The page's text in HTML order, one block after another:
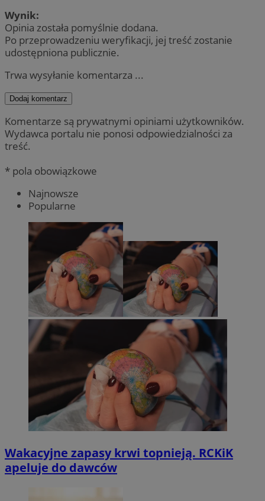
Wynik:
Opinia została pomyślnie dodana.
Po przeprowadzeniu weryfikacji, jej treść zostanie
udostępniona publicznie.
Trwa wysyłanie komentarza ...
Dodaj komentarz
Komentarze są prywatnymi opiniami użytkowników.
Wydawca portalu nie ponosi odpowiedzialności za
treść.
* pola obowiązkowe
Najnowsze
Popularne
Wakacyjne zapasy krwi topnieją. RCKiK
apeluje do dawców